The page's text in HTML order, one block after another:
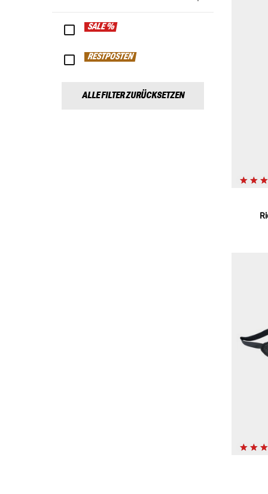
SALE %
RESTPOSTEN
ALLE FILTER ZURÜCKSETZEN